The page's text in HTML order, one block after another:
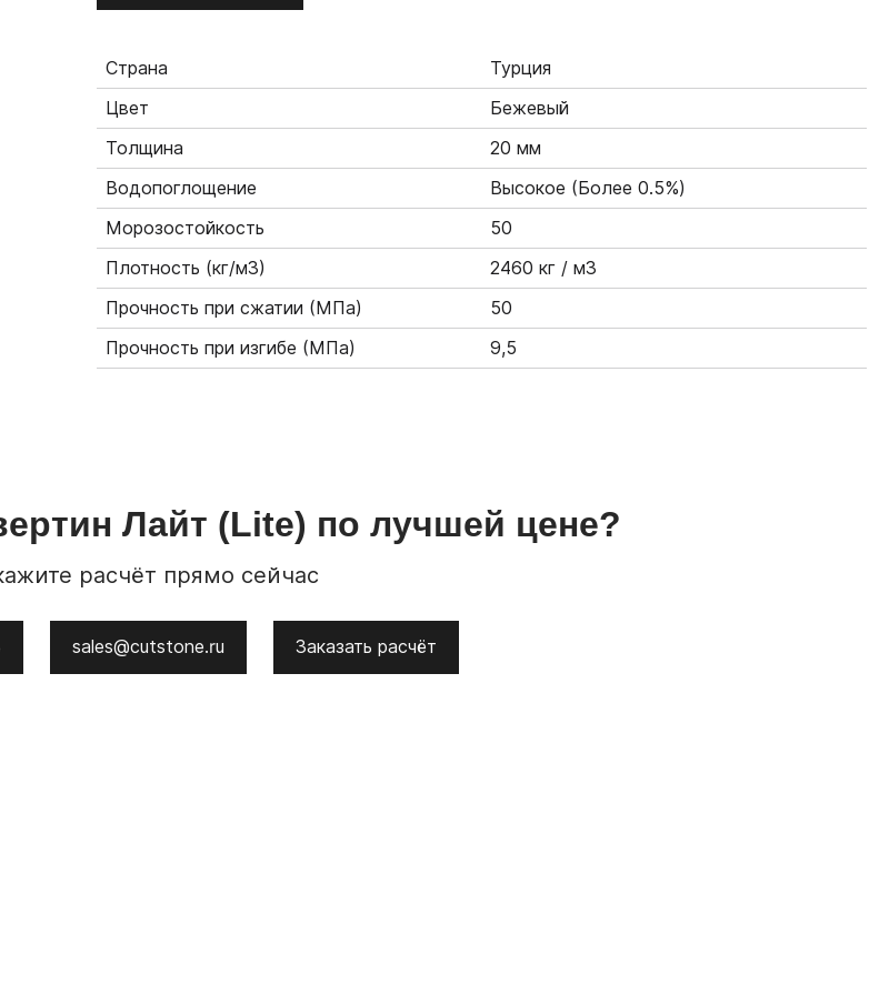
Страна
Турция
Цвет
Бежевый
Толщина
20 мм
Водопоглощение
Высокое (Более 0.5%)
Морозостойкость
50
Плотность (кг/м3)
2460 кг / м3
Прочность при сжатии (МПа)
50
Прочность при изгибе (МПа)
9,5
Лайт (Lite) по лучшей цене?
расчёт прямо сейчас
sales@cutstone.ru Заказать расчёт